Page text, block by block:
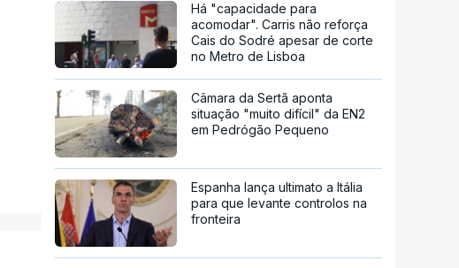
Há "capacidade para
acomodar". Carris não reforça
Cais do Sodré apesar de corte
no Metro de Lisboa
Câmara da Sertã aponta
situação "muito difícil" da EN2
em Pedrógão Pequeno
Espanha lança ultimato a Itália
para que levante controlos na
fronteira